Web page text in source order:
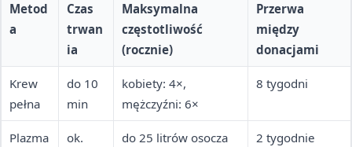
Metod
a
Czas
trwan
ia
Maksymalna
częstotliwość
(rocznie)
Przerwa
między
donacjami
Krew
pełna
do 10
min
kobiety: 4×,
mężczyźni: 6×
8 tygodni
Plazma
ok.
do 25 litrów osocza 2 tygodnie